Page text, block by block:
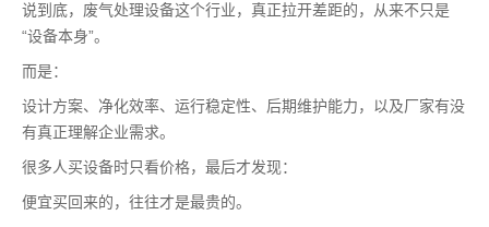
说到底，废气处理设备这个行业，真正拉开差距的，从来不只是
“设备本身”。
而是：
设计方案、净化效率、运行稳定性、后期维护能力，以及厂家有没
有真正理解企业需求。
很多人买设备时只看价格，最后才发现：
便宜买回来的，往往才是最贵的。